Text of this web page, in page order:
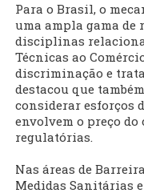
Para o Brasil, o
uma ampla gama de
disciplinas
Técnicas ao
discriminação e
destacou que
considerar esforços
envolvem o preço do
regulatórias.
Nas áreas de
Medidas Sanitárias